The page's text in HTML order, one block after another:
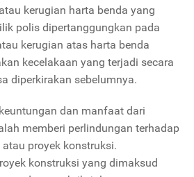
kerugian harta benda yang
polis dipertanggungkan pada
kerugian atas harta benda
kecelakaan yang terjadi secara
diperkirakan sebelumnya.
dan manfaat dari
memberi perlindungan terhadap
proyek konstruksi.
konstruksi yang dimaksud